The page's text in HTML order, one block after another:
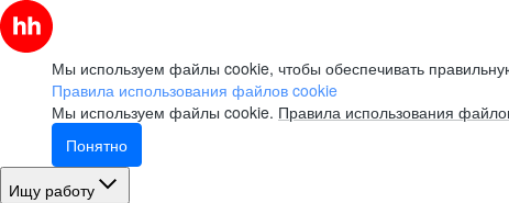
Мы используем файлы cookie, чтобы обеспечивать
Правила использования файлов cookie
Мы используем файлы cookie. Правила использования
Понятно
Ищу работу